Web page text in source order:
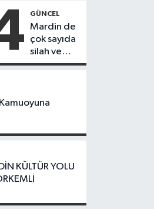
ürettikleri
gıda
ürünlerini
satarak
köydeki
desteğinde
GÜNCEL
Mardin de
çok sayıda
silah ve
mühimmat
KÜLTÜR YOLU